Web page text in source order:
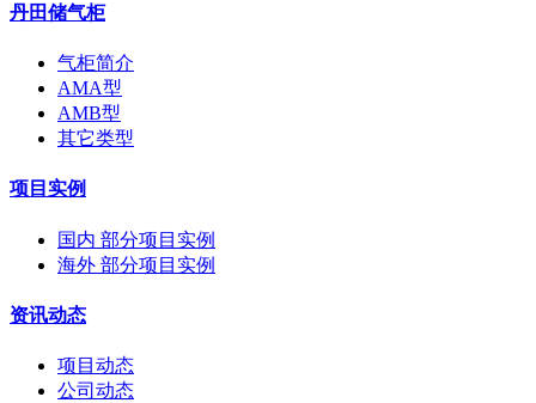
丹田储气柜
气柜简介
AMA型
AMB型
其它类型
项目实例
国内 部分项目实例
海外 部分项目实例
资讯动态
项目动态
公司动态